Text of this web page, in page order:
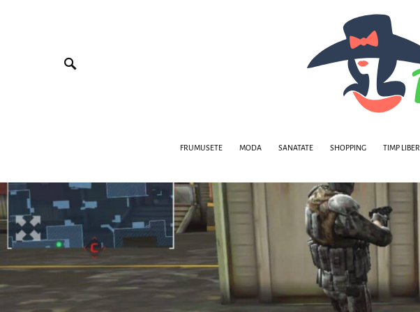
FRUMUSETE MODA SANATATE SHOPPING TIMP LIBER